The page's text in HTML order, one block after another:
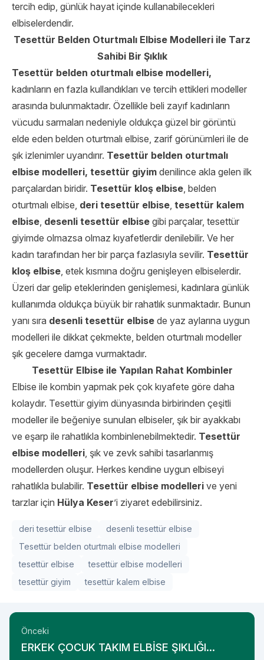
tercih edip, günlük hayat içinde kullanabilecekleri
elbiselerdendir.
Tesettür Belden Oturtmalı Elbise Modelleri ile Tarz
Sahibi Bir Şıklık
Tesettür belden oturtmalı elbise modelleri,
kadınların en fazla kullandıkları ve tercih ettikleri modeller
arasında bulunmaktadır. Özellikle beli zayıf kadınların
vücudu sarmaları nedeniyle oldukça güzel bir görüntü
elde eden belden oturtmalı elbise, zarif görünümleri ile de
şık izlenimler uyandırır. Tesettür belden oturtmalı
elbise modelleri, tesettür giyim denilince akla gelen ilk
parçalardan biridir. Tesettür kloş elbise, belden
oturtmalı elbise, deri tesettür elbise, tesettür kalem
elbise, desenli tesettür elbise gibi parçalar, tesettür
giyimde olmazsa olmaz kıyafetlerdir denilebilir. Ve her
kadın tarafından her bir parça fazlasıyla sevilir. Tesettür
kloş elbise, etek kısmına doğru genişleyen elbiselerdir.
Üzeri dar gelip eteklerinden genişlemesi, kadınlara günlük
kullanımda oldukça büyük bir rahatlık sunmaktadır. Bunun
yanı sıra desenli tesettür elbise de yaz aylarına uygun
modelleri ile dikkat çekmekte, belden oturtmalı modeller
şık gecelere damga vurmaktadır.
Tesettür Elbise ile Yapılan Rahat Kombinler
Elbise ile kombin yapmak pek çok kıyafete göre daha
kolaydır. Tesettür giyim dünyasında birbirinden çeşitli
modeller ile beğeniye sunulan elbiseler, şık bir ayakkabı
ve eşarp ile rahatlıkla kombinlenebilmektedir. Tesettür
elbise modelleri, şık ve zevk sahibi tasarlanmış
modellerden oluşur. Herkes kendine uygun elbiseyi
rahatlıkla bulabilir. Tesettür elbise modelleri ve yeni
tarzlar için Hülya Keser’i ziyaret edebilirsiniz.
deri tesettür elbise
desenli tesettür elbise
Tesettür belden oturtmalı elbise modelleri
tesettür elbise
tesettür elbise modelleri
tesettür giyim
tesettür kalem elbise
Önceki
ERKEK ÇOCUK TAKIM ELBİSE ŞIKLIĞI